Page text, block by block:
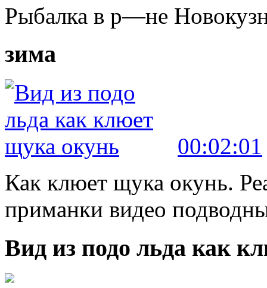
Рыбалка в р—не
зима
00:02:01
Как клюет щука окунь.
приманки видео
Вид из подо льда как